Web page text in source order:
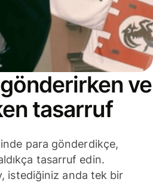
ve
tasarruf
para gönderdikçe,
tasarruf edin.
istediğiniz anda tek bir